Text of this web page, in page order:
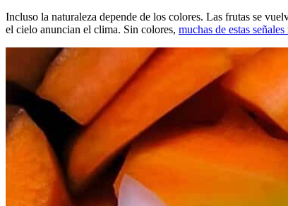
Incluso la naturaleza depende de los colores. Las frutas se
el cielo anuncian el clima. Sin colores, muchas de estas